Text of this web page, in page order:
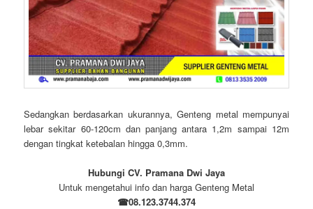
Sedangkan berdasarkan ukurannya, Genteng metal mempunyai
lebar sekitar 60-120cm dan panjang antara 1,2m sampai 12m
dengan tingkat ketebalan hingga 0,3mm.
Hubungi CV. Pramana Dwi Jaya
Untuk mengetahui info dan harga Genteng Metal
☎08.123.3744.374